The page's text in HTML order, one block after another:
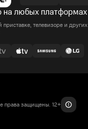
на любых платформах
телевизоре и других
защищены. 12+